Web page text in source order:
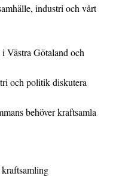
industri och vårt
Västra Götaland och
och politik diskutera
behöver kraftsamla